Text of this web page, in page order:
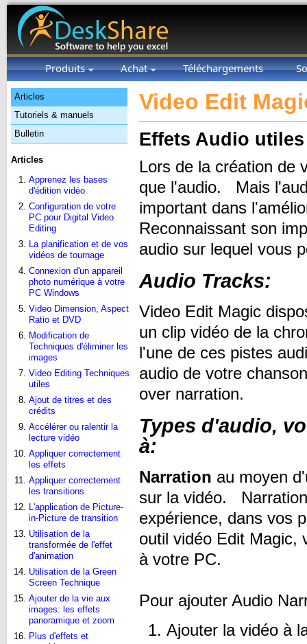
Produits Achat Téléchargements
Articles
Tutoriels & manuels
Bulletin
Articles
Apprenez les bases
d'édition vidéo
Configuration de votre
PC pour Digital Video
Editing
La planification et de vos
vidéos de tournage
Connexion d'un appareil
photo numérique à votre
PC Windows
Video Dimension, Aspect
Ratio et DVD
Modification de
Techniques d'éliminer les
images
Video Editing Techniques
utiles
Ajout de titres et des
crédits
Accélérer ou ralentir la
lecture vidéo
Appliquer correctement
les effets
Appliquer correctement
les transitions
L'application de Picture-
in-Picture de transition
Utilisation de la
transformée de l'effet
d'animation
Utilisation de la Green
Screen Technique
Ajouter de la vie aux
images: les effets
panoramique et zoom
Plus d'effets et
Video Edit
Effets Audio utiles
Lors de la création de
que l'audio. Mais
important dans
Reconnaissant son
audio sur lequel vous
Audio Tracks:
Video Edit Magic
un clip vidéo de la
l'une de ces pistes
audio de votre
over narration.
Types d'audio,
à:
Narration au moyen
sur la vidéo.
expérience, dans vos
outil vidéo Edit Magic,
à votre PC.
Pour ajouter Audio
Ajouter la vidéo à